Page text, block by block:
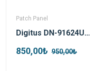
Patch Panel
Digitus DN-91624U-CR 1u-24-Port Cat6 E Unshielded Black Patch Panel
850,00₺ 950,00₺